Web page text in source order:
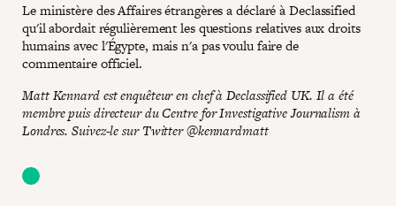
Le ministère des Affaires étrangères a déclaré à Declassified
qu'il abordait régulièrement les questions relatives aux droits
humains avec l'Égypte, mais n'a pas voulu faire de
commentaire officiel.
Matt Kennard est enquêteur en chef à Declassified UK. Il a été
membre puis directeur du Centre for Investigative Journalism à
Londres. Suivez-le sur Twitter @kennardmatt